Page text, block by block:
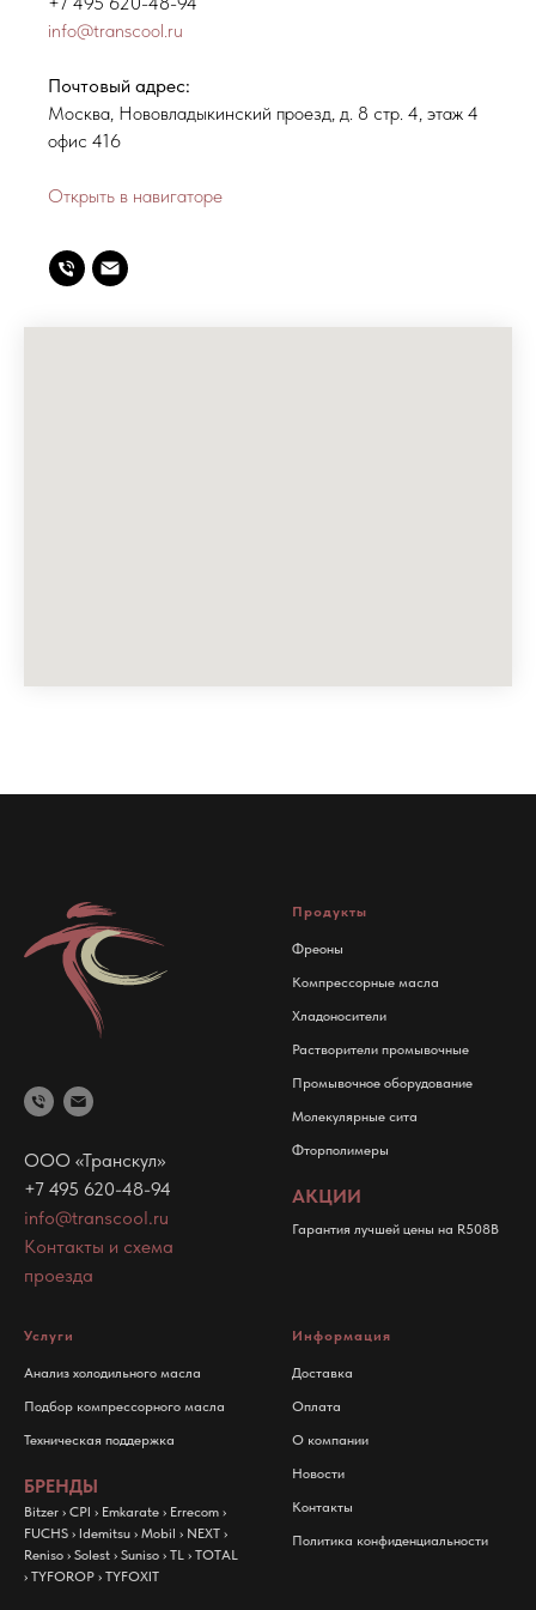
info@transcool.ru
Почтовый адрес:
Москва, Нововладыкинский проезд, д. 8 стр. 4, этаж 4
офис 416
Открыть в навигаторе
ООО «Транскул»
+7 495 620-48-94
info@transcool.ru
Контакты и схема
проезда
Продукты
Фреоны
Компрессорные масла
Хладоносители
Растворители промывочные
Промывочное оборудование
Молекулярные сита
Фторполимеры
АКЦИИ
Гарантия лучшей цены на R508B
Услуги
Анализ холодильного масла
Подбор компрессорного масла
Техническая поддержка
БРЕНДЫ
Bitzer › CPI › Emkarate › Errecom ›
FUCHS › Idemitsu › Mobil › NEXT ›
Reniso › Solest › Suniso › TL › TOTAL
› TYFOROP › TYFOXIT
Информация
Доставка
Оплата
О компании
Новости
Контакты
Политика конфиденциальности